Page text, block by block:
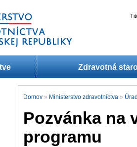
Zdravotná
Domov » Ministerstvo zdravotníctva »
Pozvánka na
programu